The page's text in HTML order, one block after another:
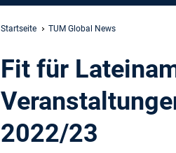
Startseite TUM Global News
Fit für
2022/23